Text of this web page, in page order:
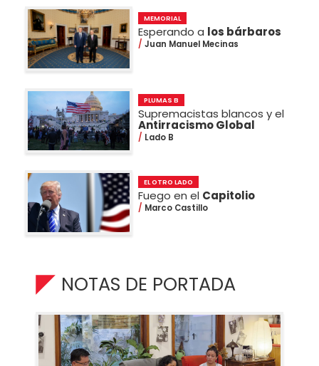
MEMORIAL
Esperando a los bárbaros
Juan Manuel Mecinas
PLUMAS B
Supremacistas blancos y el
Antirracismo Global
Lado B
EL OTRO LADO
Fuego en el Capitolio
Marco Castillo
NOTAS DE PORTADA